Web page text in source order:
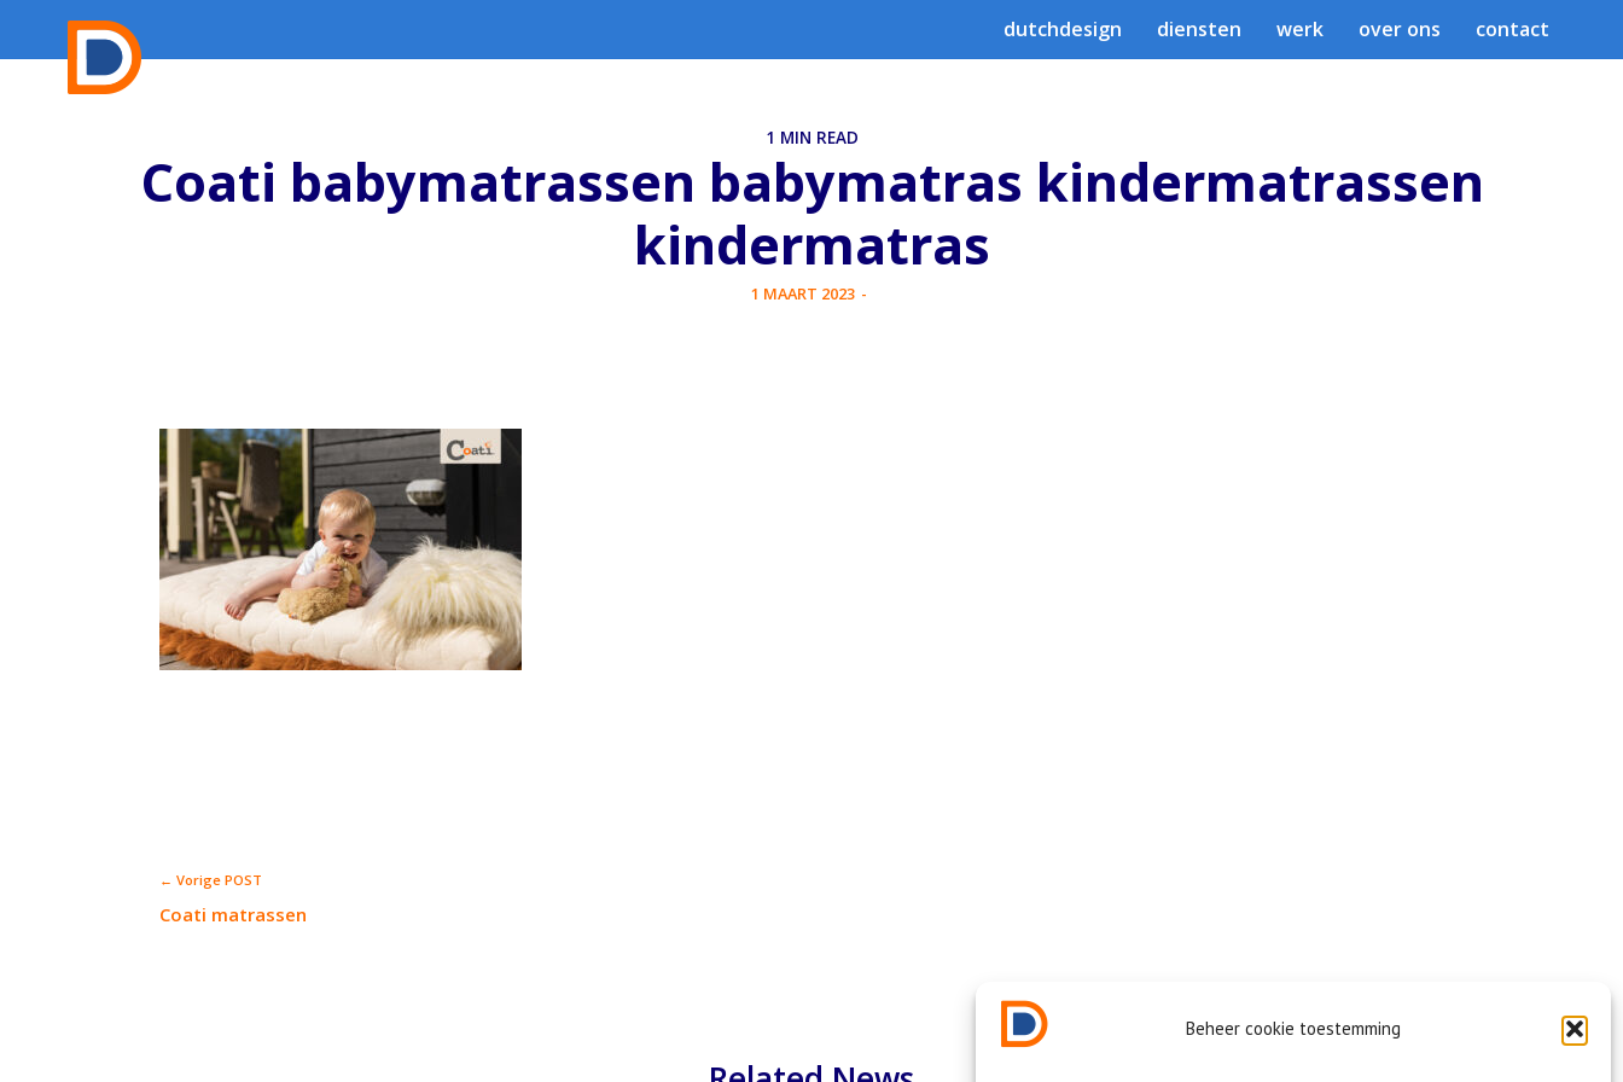
Beheer cookie toestemming
dutchdesign diensten werk over ons contact
1 MIN READ
Coati babymatrassen babymatras kindermatrassen
kindermatras
1 MAART 2023 -
← Vorige POST
Coati matrassen